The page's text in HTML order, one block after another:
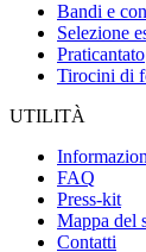
Bandi e
Selezione
Praticantato
Tirocini di
UTILITÀ
FAQ
Press-kit
Mappa del
Contatti